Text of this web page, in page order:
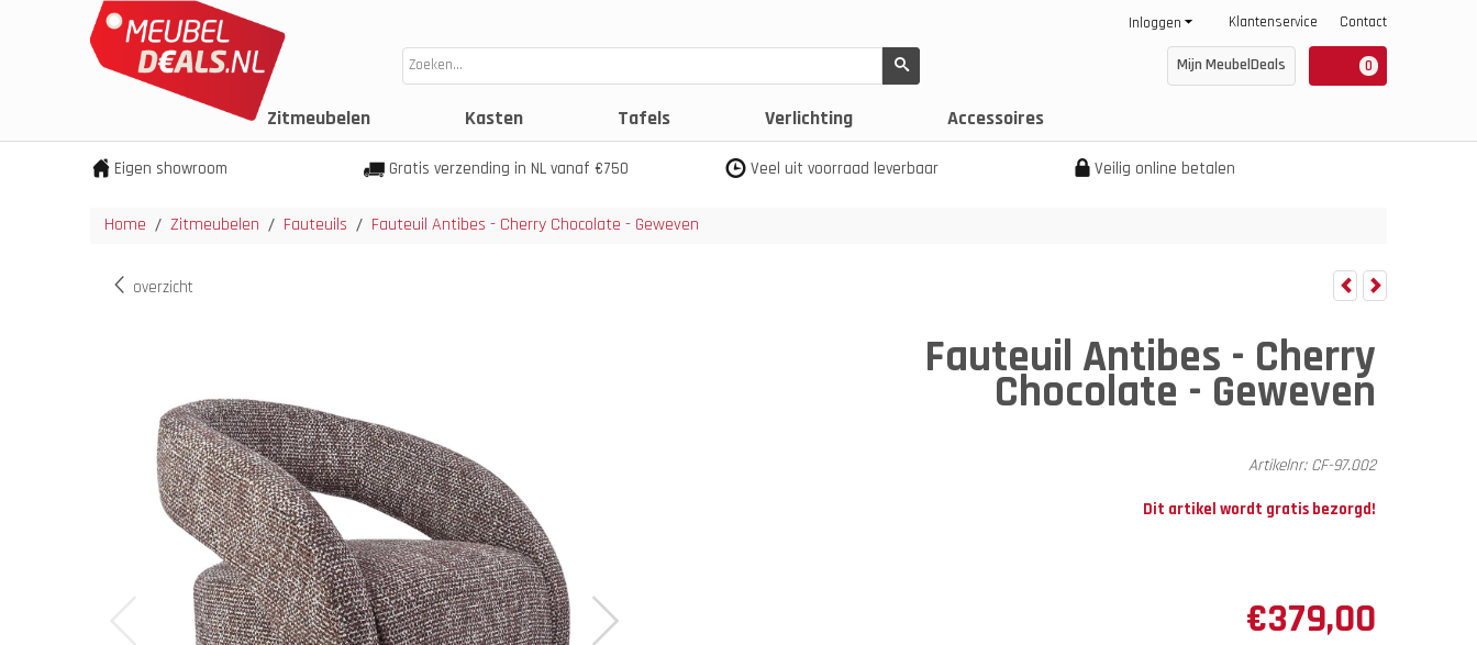
Klantenservice Contact
Inloggen
0
Mijn MeubelDeals
Zitmeubelen Kasten Tafels Verlichting Accessoires
Eigen showroom Gratis verzending in NL vanaf €750 Veel uit voorraad leverbaar Veilig online betalen
Home / Zitmeubelen / Fauteuils / Fauteuil Antibes - Cherry Chocolate - Geweven
overzicht
Fauteuil Antibes - Cherry
Chocolate - Geweven
Artikelnr: CF-97.002
Dit artikel wordt gratis bezorgd!
€379,00